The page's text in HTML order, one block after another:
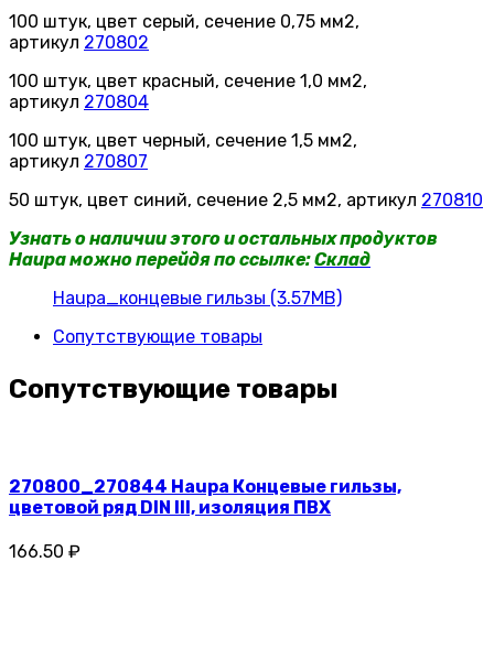
100 штук, цвет серый, сечение 0,75 мм2,
артикул 270802
100 штук, цвет красный, сечение 1,0 мм2,
артикул 270804
100 штук, цвет черный, сечение 1,5 мм2,
артикул 270807
50 штук, цвет синий, сечение 2,5 мм2, артикул 270810
Узнать о наличии этого и остальных продуктов
Haupa можно перейдя по ссылке:Склад
Haupa_концевые гильзы (3.57MB)
Сопутствующие товары
Сопутствующие товары
270800_270844 Haupa Концевые гильзы,
цветовой ряд DIN III, изоляция ПВХ
166.50 ₽